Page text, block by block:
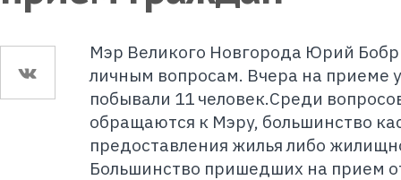
Мэр Великого Новгорода Юрий
личным вопросам. Вчера на приеме
побывали 11 человек.Среди
обращаются к Мэру, большинство
предоставления жилья либо
Большинство пришедших на прием